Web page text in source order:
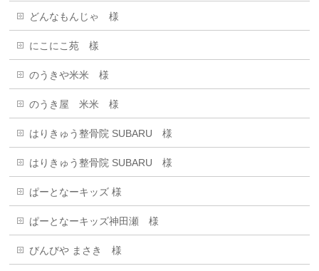
どんなもんじゃ 様
にこにこ苑 樣
のうきや米米 様
のうき屋 米米 様
はりきゅう整骨院 SUBARU 様
はりきゅう整骨院 SUBARU 様
ぱーとなーキッズ 様
ぱーとなーキッズ神田瀬 様
びんびや まさき 様